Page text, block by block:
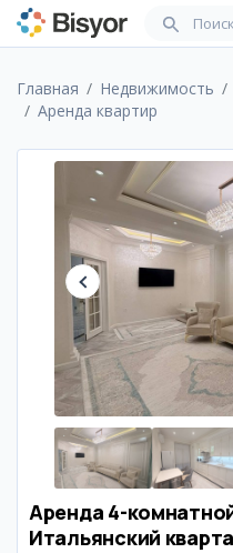
Главная Недвижимость
Аренда квартир
Аренда 4-
Итальянский